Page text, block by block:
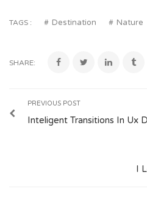
TAGS : Destination Nature
SHARE:
PREVIOUS POST
Inteligent Transitions In Ux
I